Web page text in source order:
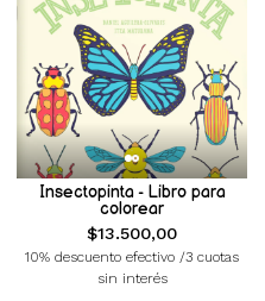
Insectopinta - Libro para
colorear
$13.500,00
10% descuento efectivo /3 cuotas
sin interés